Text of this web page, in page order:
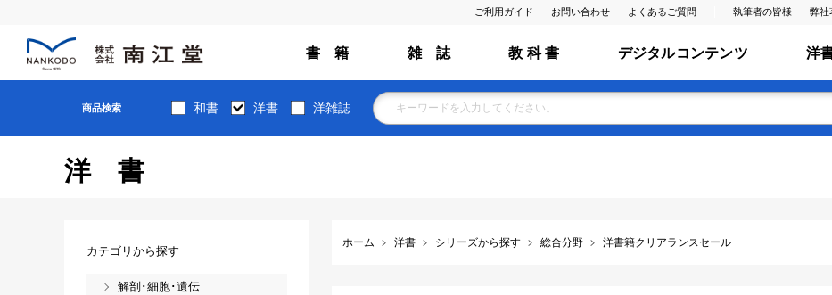
ご利用ガイド お問い合わせ よくあるご質問 執筆者の皆様 弊社
書 籍 雑 誌 教 科 書 デジタルコンテンツ 洋
商品検索 和書 洋書 洋雑誌
洋書
ホーム 洋書 シリーズから探す 総合分野 洋書籍クリアランスセール
カテゴリから探す
解剖･細胞･遺伝